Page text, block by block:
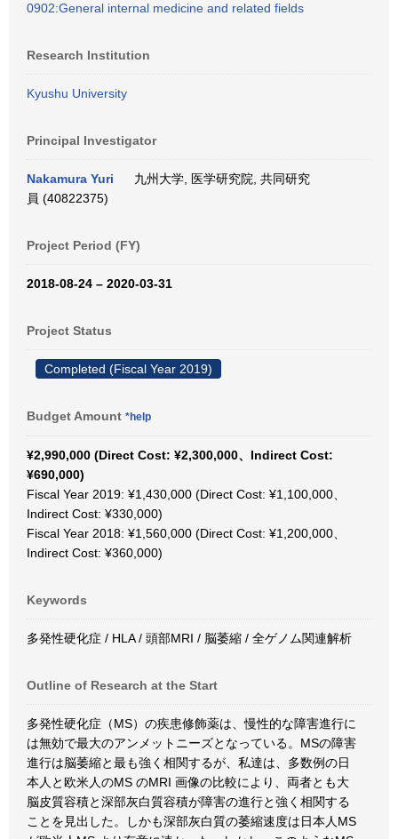
0902:General internal medicine and related fields
Research Institution
Kyushu University
Principal Investigator
Nakamura Yuri
九州大学, 医学研究院, 共同研究
員 (40822375)
Project Period (FY)
2018-08-24 – 2020-03-31
Project Status
Completed (Fiscal Year 2019)
Budget Amount *help
¥2,990,000 (Direct Cost: ¥2,300,000、Indirect Cost:
¥690,000)
Fiscal Year 2019: ¥1,430,000 (Direct Cost: ¥1,100,000、
Indirect Cost: ¥330,000)
Fiscal Year 2018: ¥1,560,000 (Direct Cost: ¥1,200,000、
Indirect Cost: ¥360,000)
Keywords
多発性硬化症 / HLA / 頭部MRI / 脳萎縮 / 全ゲノム関連解析
Outline of Research at the Start
多発性硬化症（MS）の疾患修飾薬は、慢性的な障害進行に
は無効で最大のアンメットニーズとなっている。MSの障害
進行は脳萎縮と最も強く相関するが、私達は、多数例の日
本人と欧米人のMS のMRI 画像の比較により、両者とも大
脳皮質容積と深部灰白質容積が障害の進行と強く相関する
ことを見出した。しかも深部灰白質の萎縮速度は日本人MS